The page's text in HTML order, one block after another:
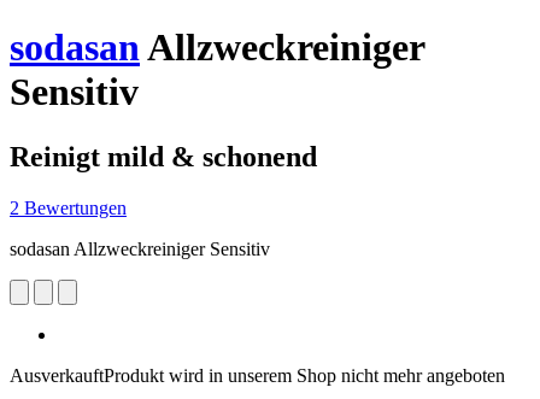
sodasanAllzweckreiniger
Sensitiv
Reinigt mild & schonend
2 Bewertungen
sodasan Allzweckreiniger Sensitiv
AusverkauftProdukt wird in unserem Shop nicht mehr angeboten